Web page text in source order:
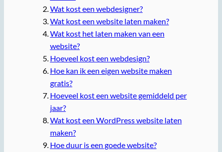
Wat kost een webdesigner?
Wat kost een website laten maken?
Wat kost het laten maken van een
website?
Hoeveel kost een webdesign?
Hoe kan ik een eigen website maken
gratis?
Hoeveel kost een website gemiddeld per
jaar?
Wat kost een WordPress website laten
maken?
Hoe duur is een goede website?